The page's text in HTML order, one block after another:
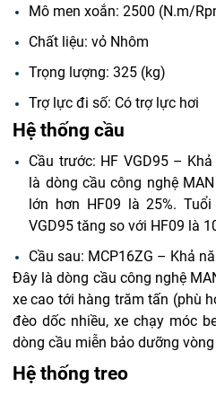
Mô men xoắn: 2500 (N.m/
Chất liệu: vỏ Nhôm
Trọng lượng: 325 (kg)
Trợ lực đi số: Có trợ lực hơi
Hệ thống cầu
Cầu trước: HF VGD95 –
là dòng cầu công nghệ
lớn hơn HF09 là 25%.
VGD95 tăng so với HF09 là
Cầu sau: MCP16ZG – Khả
Đây là dòng cầu công nghệ
xe cao tới hàng trăm tấn (phù
đèo dốc nhiều, xe chạy móc
dòng cầu miễn bảo dưỡng
Hệ thống treo